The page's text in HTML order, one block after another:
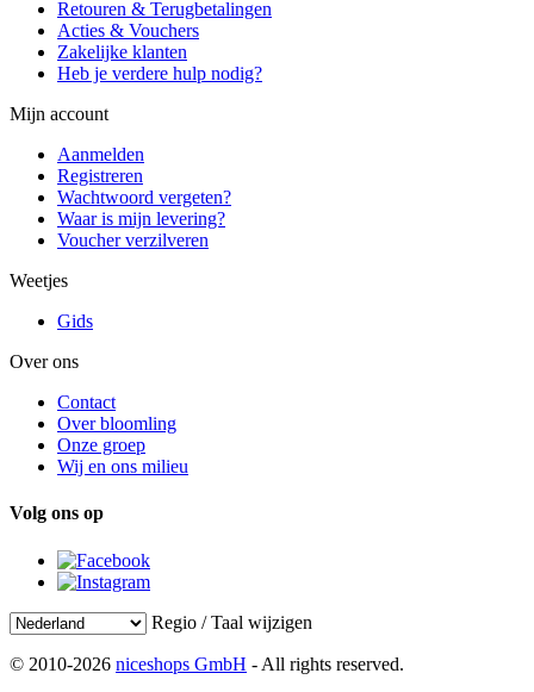
Retouren & Terugbetalingen
Acties & Vouchers
Zakelijke klanten
Heb je verdere hulp nodig?
Mijn account
Aanmelden
Registreren
Wachtwoord vergeten?
Waar is mijn levering?
Voucher verzilveren
Weetjes
Gids
Over ons
Contact
Over bloomling
Onze groep
Wij en ons milieu
Volg ons op
Regio / Taal wijzigen
© 2010-2026 niceshops GmbH - All rights reserved.